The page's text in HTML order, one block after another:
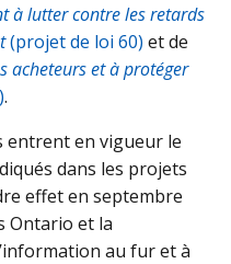
à lutter contre les retards
(projet de loi 60) et de
acheteurs et à protéger
.
entrent en vigueur le
dans les projets
effet en septembre
Ontario et la
au fur et à